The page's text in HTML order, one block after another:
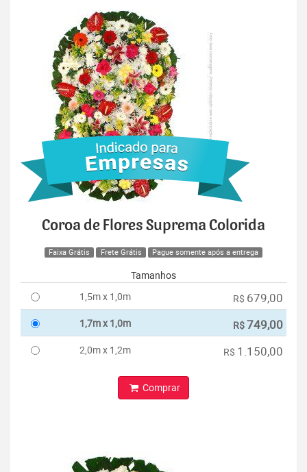
Coroa de Flores Suprema Colorida
Faixa Grátis Frete Grátis Pague somente após a entrega
Tamanhos
1,5m x 1,0m
R$ 679,00
1,7m x 1,0m R$749,00
2,0m x 1,2m R$ 1.150,00
Comprar